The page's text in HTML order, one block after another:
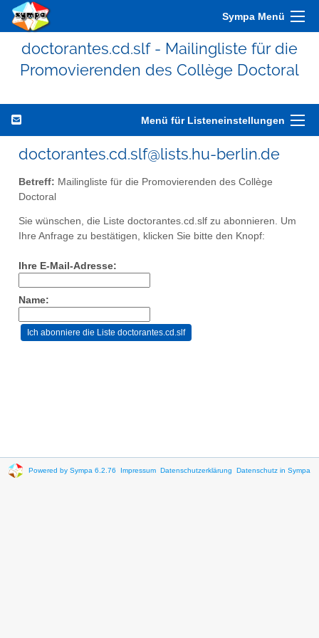
Sympa Menü
doctorantes.cd.slf - Mailingliste für die
Promovierenden des Collège Doctoral
Menü für Listeneinstellungen
doctorantes.cd.slf@lists.hu-berlin.de
Betreff: Mailingliste für die Promovierenden des Collège
Doctoral
Sie wünschen, die Liste doctorantes.cd.slf zu abonnieren. Um
Ihre Anfrage zu bestätigen, klicken Sie bitte den Knopf:
Ihre E-Mail-Adresse:
Name:
Powered by Sympa 6.2.76 Impressum Datenschutzerklärung Datenschutz in Sympa